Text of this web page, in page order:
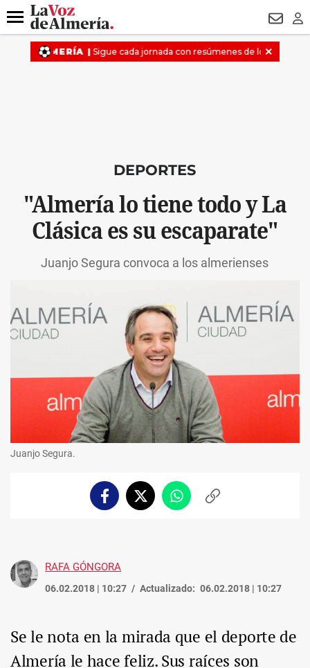
DESTACADO
Menú
DEPORTES
"Almería lo tiene todo y La
Clásica es su escaparate"
Juanjo Segura convoca a los almerienses
Juanjo Segura.
FacebookTwitterWhatsappCopiar
RAFA GÓNGORA
06.02.2018 | 10:27 Actualizado: 06.02.2018 | 10:27
Se le nota en la mirada que el deporte de
Almería le hace feliz. Sus raíces son